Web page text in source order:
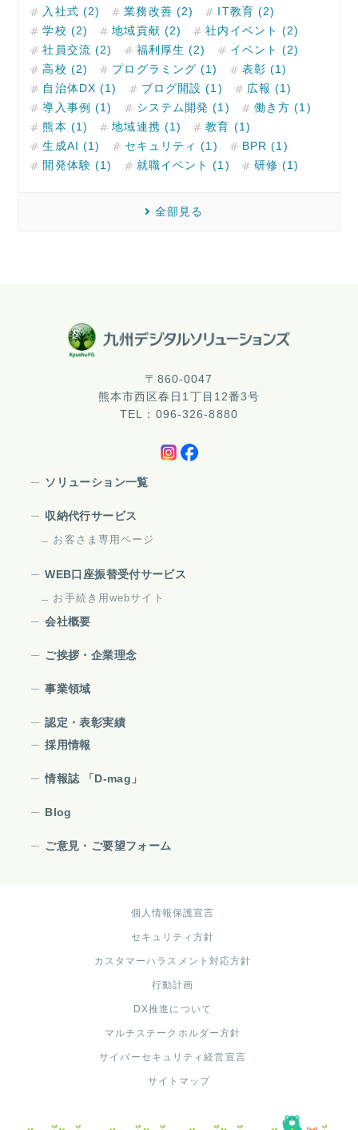
入社式 (2)
業務改善 (2)
IT教育 (2)
学校 (2)
地域貢献 (2)
社内イベント (2)
社員交流 (2)
福利厚生 (2)
イベント (2)
高校 (2)
プログラミング (1)
表彰 (1)
自治体DX (1)
ブログ開設 (1)
広報 (1)
導入事例 (1)
システム開発 (1)
働き方 (1)
熊本 (1)
地域連携 (1)
教育 (1)
生成AI (1)
セキュリティ (1)
BPR (1)
開発体験 (1)
就職イベント (1) 研修 (1)
全部見る
〒860-0047
熊本市西区春日1丁目12番3号
TEL：096-326-8880
ソリューション一覧
収納代行サービス
お客さま専用ページ
WEB口座振替受付サービス
お手続き用webサイト
会社概要
ご挨拶・企業理念
事業領域
認定・表彰実績
採用情報
情報誌 「D-mag」
Blog
ご意見・ご要望フォーム
個人情報保護宣言
セキュリティ方針
カスタマーハラスメント対応方針
行動計画
DX推進について
マルチステークホルダー方針
サイバーセキュリティ経営宣言
サイトマップ